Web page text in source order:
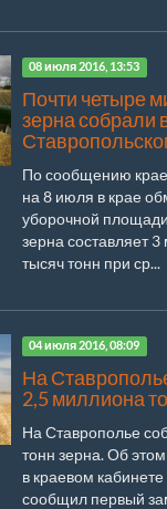
08 июля 2016, 13:53
Почти четыре
зерна собрали
По сообщению
на 8 июля в крае
уборочной
зерна составляет
тысяч тонн при ср...
04 июля 2016, 08:09
На
2,5 миллиона
На Ставрополье
тонн зерна. Об
в краевом
сообщил первый